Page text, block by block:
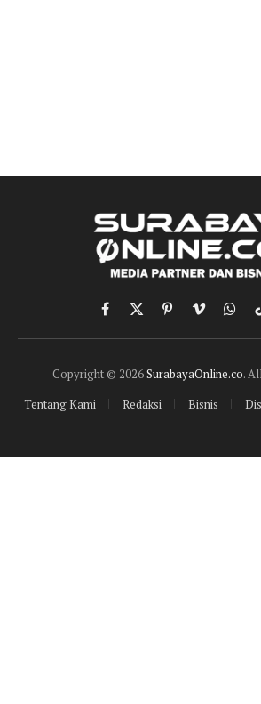
Facebook
X
(Twitter)
PinterestVimeo
Copyright © 2026SurabayaOnline.co.
Tentang Kami
Redaksi Bisnis